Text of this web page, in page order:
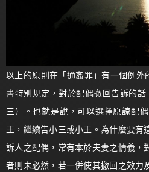
以上的原則在「通姦罪」有一個例
書特別規定，對於配偶撤回告訴的
三）。也就是說，可以選擇原諒配
王，繼續告小三或小王。為什麼要有
訴人之配偶，常有本於夫妻之情義，
者則未必然，若一併使其撤回之效力